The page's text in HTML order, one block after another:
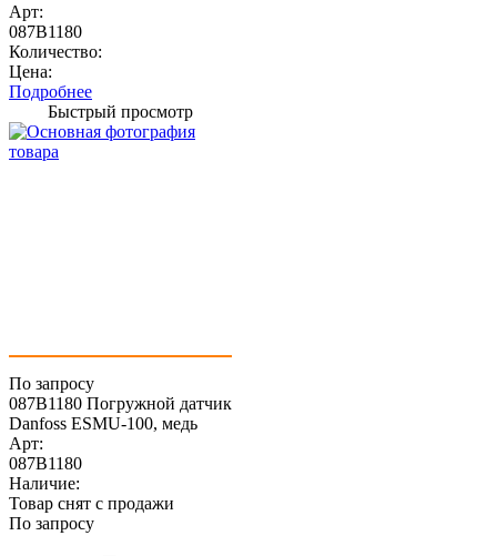
Арт:
087B1180
Количество:
Цена:
Подробнее
Быстрый просмотр
По запросу
087B1180 Погружной датчик
Danfoss ESMU-100, медь
Арт:
087B1180
Наличие:
Товар снят с продажи
По запросу